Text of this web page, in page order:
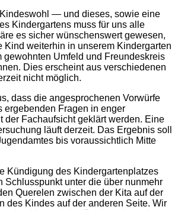
Kindeswohl — und dieses, sowie eine
Kindergartens muss für uns alle
es sicher wünschenswert gewesen,
Kind weiterhin in unserem Kindergarten
gewohnten Umfeld und Freundeskreis
Dies erscheint aus verschiedenen
nicht möglich.
dass die angesprochenen Vorwürfe
ergebenden Fragen in enger
der Fachaufsicht geklärt werden. Eine
läuft derzeit. Das Ergebnis soll
bis voraussichtlich Mitte
Kündigung des Kindergartenplatzes
Schlusspunkt unter die über nunmehr
Querelen zwischen der Kita auf der
des Kindes auf der anderen Seite. Wir